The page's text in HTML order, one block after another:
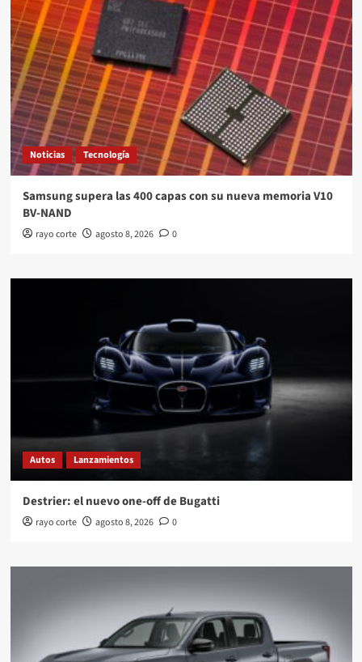
Noticias Tecnología
Samsung supera las 400 capas con su nueva memoria V10
BV-NAND
rayo corte agosto 8, 2026 0
Autos Lanzamientos
Destrier: el nuevo one-off de Bugatti
rayo corte agosto 8, 2026 0